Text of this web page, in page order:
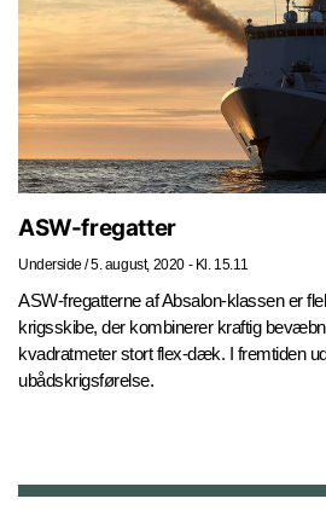
ASW-fregatter
Underside / 5. august, 2020 - Kl. 15.11
ASW-fregatterne af Absalon-klassen er
krigsskibe, der kombinerer kraftig
kvadratmeter stort flex-dæk. I fremtiden
ubådskrigsførelse.